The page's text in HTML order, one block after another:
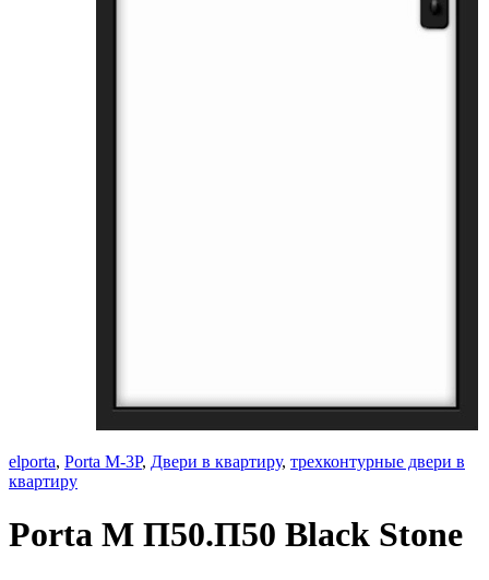
elporta, Porta M-3P, Двери в квартиру, трехконтурные двери в
квартиру
Porta M П50.П50 Black Stone